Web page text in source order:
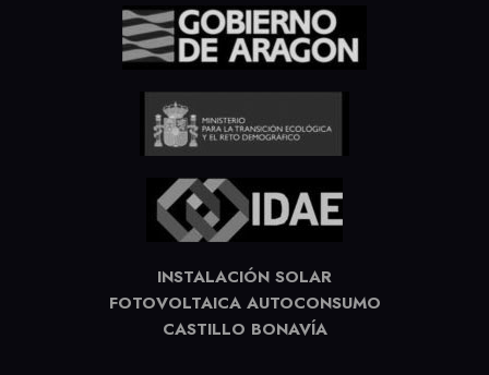
INSTALACIÓN SOLAR
FOTOVOLTAICA AUTOCONSUMO
CASTILLO BONAVÍA